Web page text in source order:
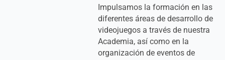
Impulsamos la formación en las
diferentes áreas de desarrollo de
videojuegos a través de nuestra
Academia, así como en la
organización de eventos de